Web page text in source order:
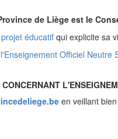
de Liège est le
projet éducatif qui explicite sa
Officiel Neutre
en veillant